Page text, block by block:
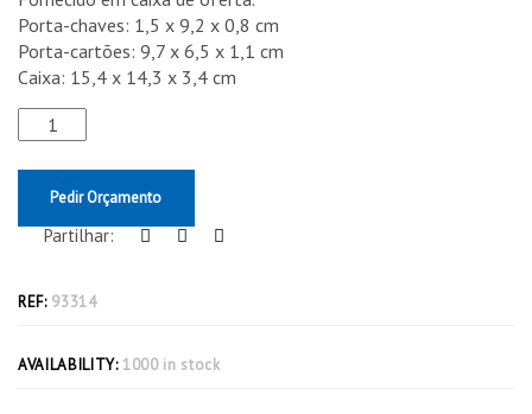
Porta-chaves: 1,5 x 9,2 x 0,8 cm
Porta-cartões: 9,7 x 6,5 x 1,1 cm
Caixa: 15,4 x 14,3 x 3,4 cm
Pedir Orçamento
Partilhar:
REF: 93314
AVAILABILITY: 1000 in stock